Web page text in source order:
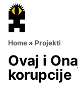
Home » Projekti
Ovaj i
korupcije